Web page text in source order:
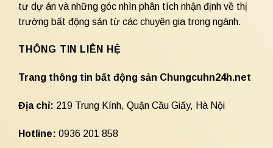
tư dự án và những góc nhìn phân tích nhận định về thị
trường bất động sản từ các chuyên gia trong ngành.
THÔNG TIN LIÊN HỆ
Trang thông tin bất động sản Chungcuhn24h.net
Địa chỉ: 219 Trung Kính, Quận Cầu Giấy, Hà Nội
Hotline: 0936 201 858